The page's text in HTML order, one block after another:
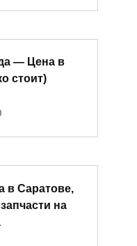
— Цена в
стоит)
в Саратове,
на